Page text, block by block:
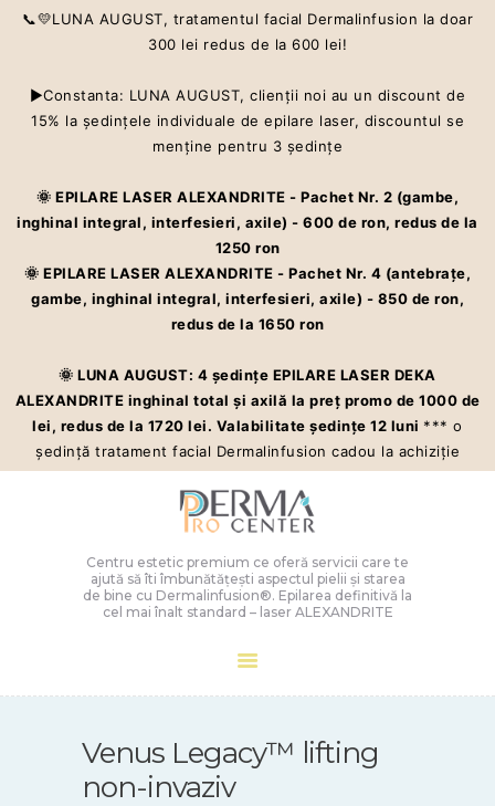
📞💛LUNA AUGUST, tratamentul facial Dermalinfusion la doar
300 lei redus de la 600 lei!
▶Constanta: LUNA AUGUST, clienţii noi au un discount de
15% la şedinţele individuale de epilare laser, discountul se
menţine pentru 3 şedinţe
🌞 EPILARE LASER ALEXANDRITE - Pachet Nr. 2 (gambe,
inghinal integral, interfesieri, axile) - 600 de ron, redus de la
1250 ron
🌞 EPILARE LASER ALEXANDRITE - Pachet Nr. 4 (antebraţe,
gambe, inghinal integral, interfesieri, axile) - 850 de ron,
redus de la 1650 ron
🌞 LUNA AUGUST: 4 şedinţe EPILARE LASER DEKA
ALEXANDRITE inghinal total şi axilă la preţ promo de 1000 de
lei, redus de la 1720 lei. Valabilitate şedinţe 12 luni *** o
şedinţă tratament facial Dermalinfusion cadou la achiziţie
Centru estetic premium ce oferă servicii care te
ajută să îti îmbunătățești aspectul pielii și starea
de bine cu Dermalinfusion®️. Epilarea definitivă la
cel mai înalt standard – laser ALEXANDRITE
Venus Legacy™ lifting
non-invaziv
Centru estetic premium ce oferă servicii care te ajută să îti îmbunătățești
aspectul pielii și starea de bine cu Dermalinfusion®️. Epilarea definitivă
CONTACT
VINO ÎN ECHIPĂ
PROGRAMARE
FRECVENTE
💥PROMOȚIILE LUNII